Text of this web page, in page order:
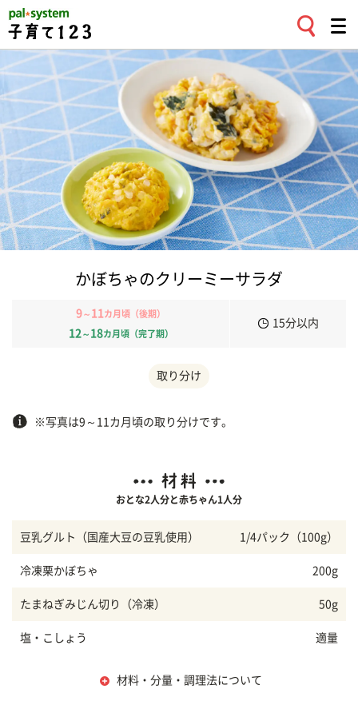
かぼちゃのクリーミーサラダ
9～ 11 カ月頃（後期）
12 ～ 18カ月頃（完了期）
15分以内
取り分け
※写真は9～11カ月頃の取り分けです。
おとな2人分と赤ちゃん1人分
豆乳グルト（国産大豆の豆乳使用） 1/4パック（100g）
冷凍栗かぼちゃ 200g
たまねぎみじん切り（冷凍） 50g
塩・こしょう 適量
材料・分量・調理法について